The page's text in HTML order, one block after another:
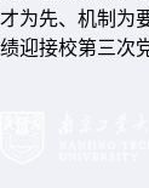
才为先、机制为
绩迎接校第三次
（图文